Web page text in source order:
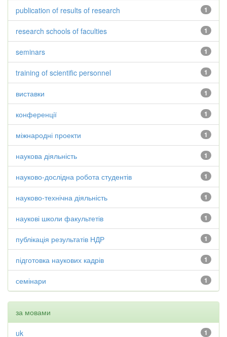
1
publication of results of research
1
research schools of faculties
1
seminars
1
training of scientific personnel
1
виставки
1
конференції
1
міжнародні проекти
1
наукова діяльність
1
науково-дослідна робота студентів
1
науково-технічна діяльність
1
наукові школи факультетів
1
публікація результатів НДР
1
підготовка наукових кадрів
1
семінари
за мовами
1
uk